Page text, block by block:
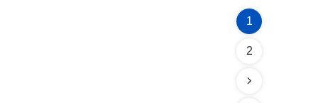
1
2